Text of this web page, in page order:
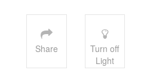
Share
Turn off
Light